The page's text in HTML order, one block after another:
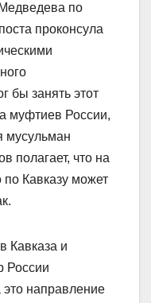
по
проконсула
бы занять этот
муфтиев России,
мусульман
полагает, что на
Кавказу может
Кавказа и
России
это направление